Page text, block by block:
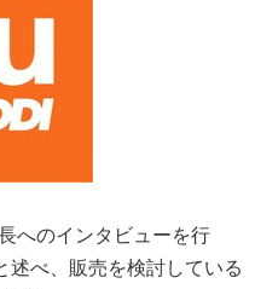
へのインタビューを行
述べ、販売を検討している